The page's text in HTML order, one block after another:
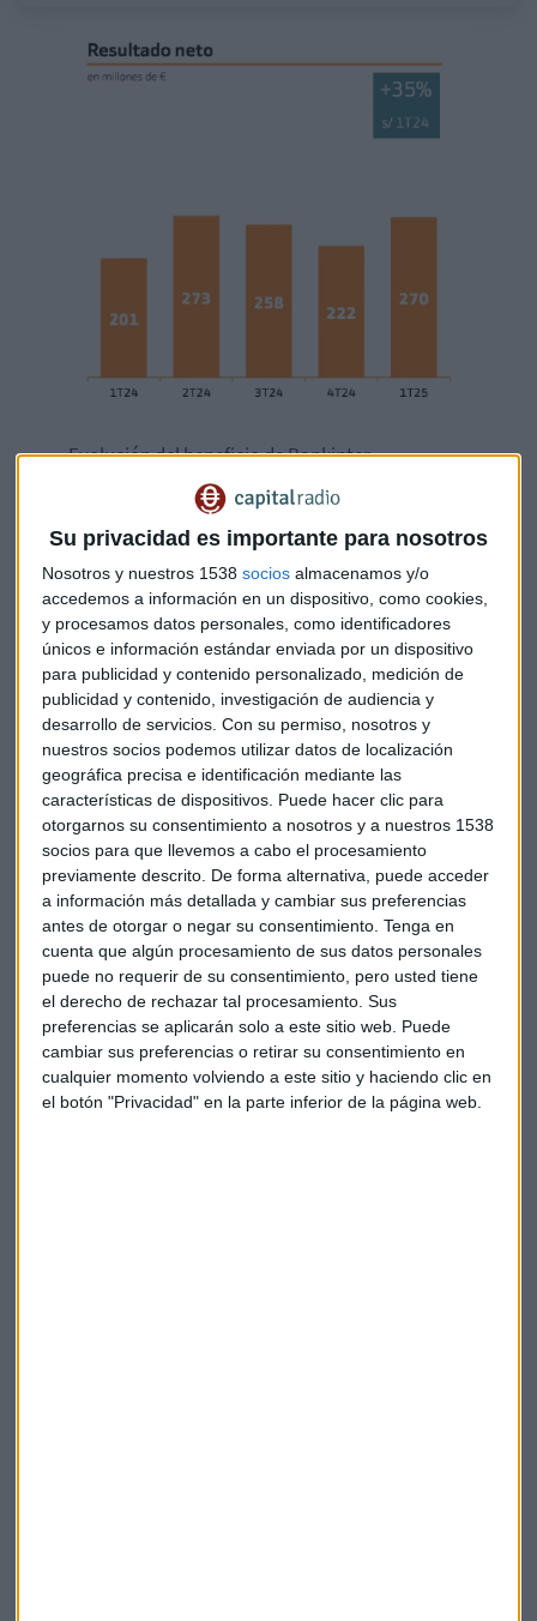
Su privacidad es importante para nosotros
Nosotros y nuestros 1538 socios almacenamos y/o
accedemos a información en un dispositivo, como cookies,
y procesamos datos personales, como identificadores
únicos e información estándar enviada por un dispositivo
para publicidad y contenido personalizado, medición de
publicidad y contenido, investigación de audiencia y
desarrollo de servicios. Con su permiso, nosotros y
nuestros socios podemos utilizar datos de localización
geográfica precisa e identificación mediante las
características de dispositivos. Puede hacer clic para
otorgarnos su consentimiento a nosotros y a nuestros 1538
socios para que llevemos a cabo el procesamiento
previamente descrito. De forma alternativa, puede acceder
a información más detallada y cambiar sus preferencias
antes de otorgar o negar su consentimiento. Tenga en
cuenta que algún procesamiento de sus datos personales
puede no requerir de su consentimiento, pero usted tiene
el derecho de rechazar tal procesamiento. Sus
preferencias se aplicarán solo a este sitio web. Puede
cambiar sus preferencias o retirar su consentimiento en
cualquier momento volviendo a este sitio y haciendo clic en
el botón "Privacidad" en la parte inferior de la página web.
Evolución del beneficio de Bankinter
comisionesdel quinto banco de España
por valor de mercado suben un 13% en el arranque de 2025.
La cartera crediticia sube un 5% en un entorno macro de
crecimiento para la economía española.
Negocio de Bankinter por áreas geográficas
Bankinter cierra el trimestre con un ROE del 18,8% (frente al
17,9% de 2024), una ratio CET 1 en el 12,35% y la morosidad
en el 2,16%.